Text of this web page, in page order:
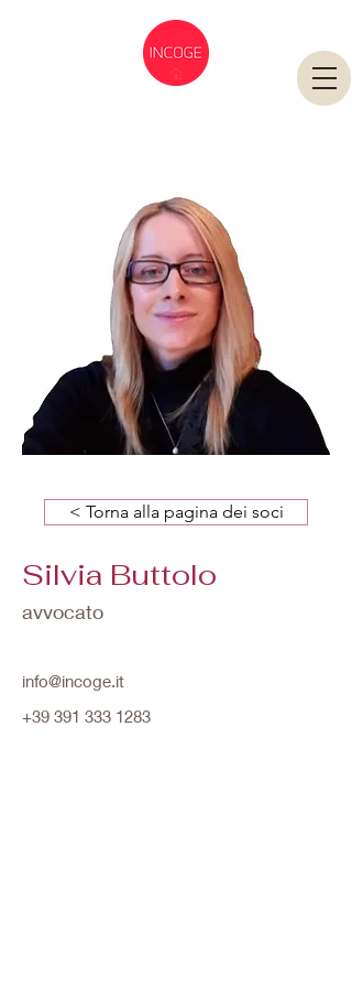
< Torna alla pagina dei soci
Silvia Buttolo
avvocato
info@incoge.it
+39 391 333 1283